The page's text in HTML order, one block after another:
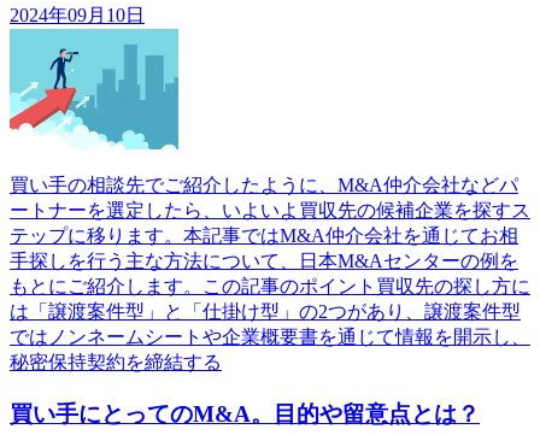
2024年09月10日
買い手の相談先でご紹介したように、M&A仲介会社などパ
ートナーを選定したら、いよいよ買収先の候補企業を探すス
テップに移ります。本記事ではM&A仲介会社を通じてお相
手探しを行う主な方法について、日本M&Aセンターの例を
もとにご紹介します。この記事のポイント買収先の探し方に
は「譲渡案件型」と「仕掛け型」の2つがあり、譲渡案件型
ではノンネームシートや企業概要書を通じて情報を開示し、
秘密保持契約を締結する
買い手にとってのM&A。目的や留意点とは？